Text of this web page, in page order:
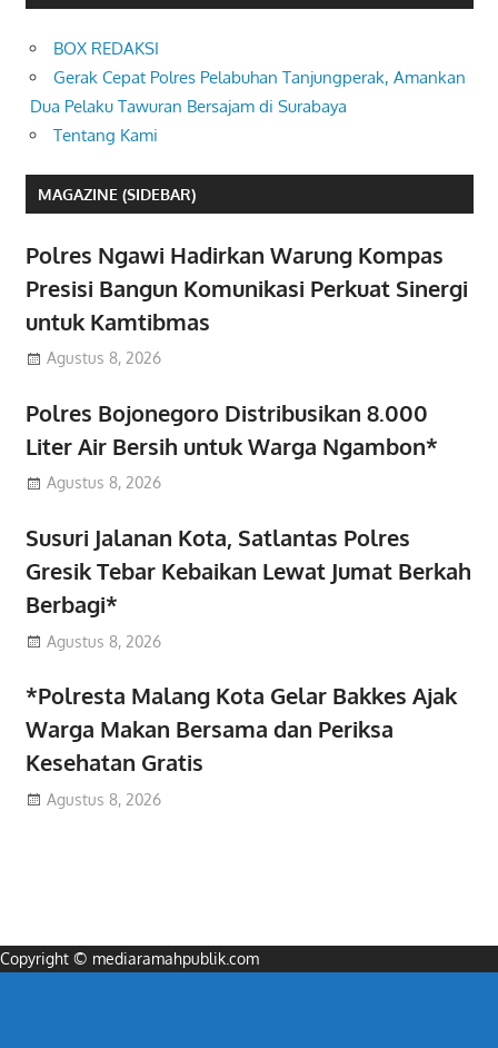
BOX REDAKSI
Gerak Cepat Polres Pelabuhan Tanjungperak, Amankan
Dua Pelaku Tawuran Bersajam di Surabaya
Tentang Kami
MAGAZINE (SIDEBAR)
Polres Ngawi Hadirkan Warung Kompas
Presisi Bangun Komunikasi Perkuat Sinergi
untuk Kamtibmas
Agustus 8, 2026
Polres Bojonegoro Distribusikan 8.000
Liter Air Bersih untuk Warga Ngambon*
Agustus 8, 2026
Susuri Jalanan Kota, Satlantas Polres
Gresik Tebar Kebaikan Lewat Jumat Berkah
Berbagi*
Agustus 8, 2026
*Polresta Malang Kota Gelar Bakkes Ajak
Warga Makan Bersama dan Periksa
Kesehatan Gratis
Agustus 8, 2026
Copyright © mediaramahpublik.com